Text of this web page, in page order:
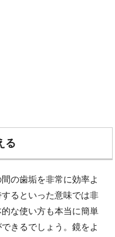
る
の歯垢を非常に効率よ
るといった意味では非
な使い方も本当に簡単
きるでしょう。鏡をよ